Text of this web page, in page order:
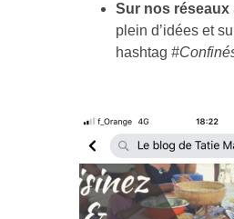
Sur nos réseaux
plein d’idées et
hashtag